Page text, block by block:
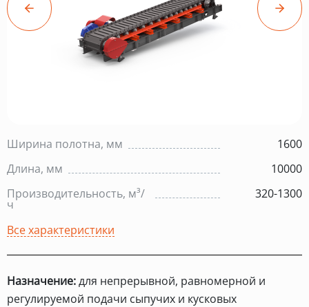
Ширина полотна, мм
1600
Длина, мм
10000
Производительность, м³/
ч
320-1300
Все характеристики
Назначение:для непрерывной, равномерной и
регулируемой подачи сыпучих и кусковых